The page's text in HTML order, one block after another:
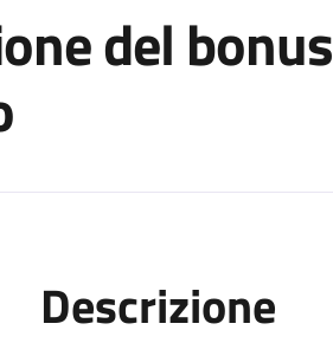
del bonus
Descrizione